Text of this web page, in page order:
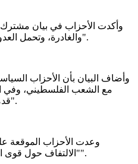
وأكدت الأحزاب في بيان مشترك
والغادرة، وتحمل العدو الصهيوني كامل المسؤولية عنها".
وأضاف البيان بأن الأحزاب
مع الشعب الفلسطيني، وفي
قدمت وما زالت تقدم آلاف الشهداء".
وعدت الأحزاب الموقعة
"الالتفاف حول قوى المقاومة ونهجها الوطني التحرري".